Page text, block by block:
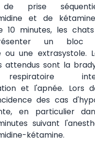
prise
et de
10 minutes, les
un bloc
ou une extrasystole.
attendus sont la
et l'apnée. Lors
des cas
en particulier
suivant